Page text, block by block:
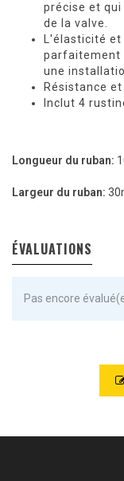
précise et
de la valve.
L'élasticité
parfaitement
une
Résistance
Inclut 4
Longueur du ruban:
Largeur du ruban:
ÉVALUATIONS
Pas encore